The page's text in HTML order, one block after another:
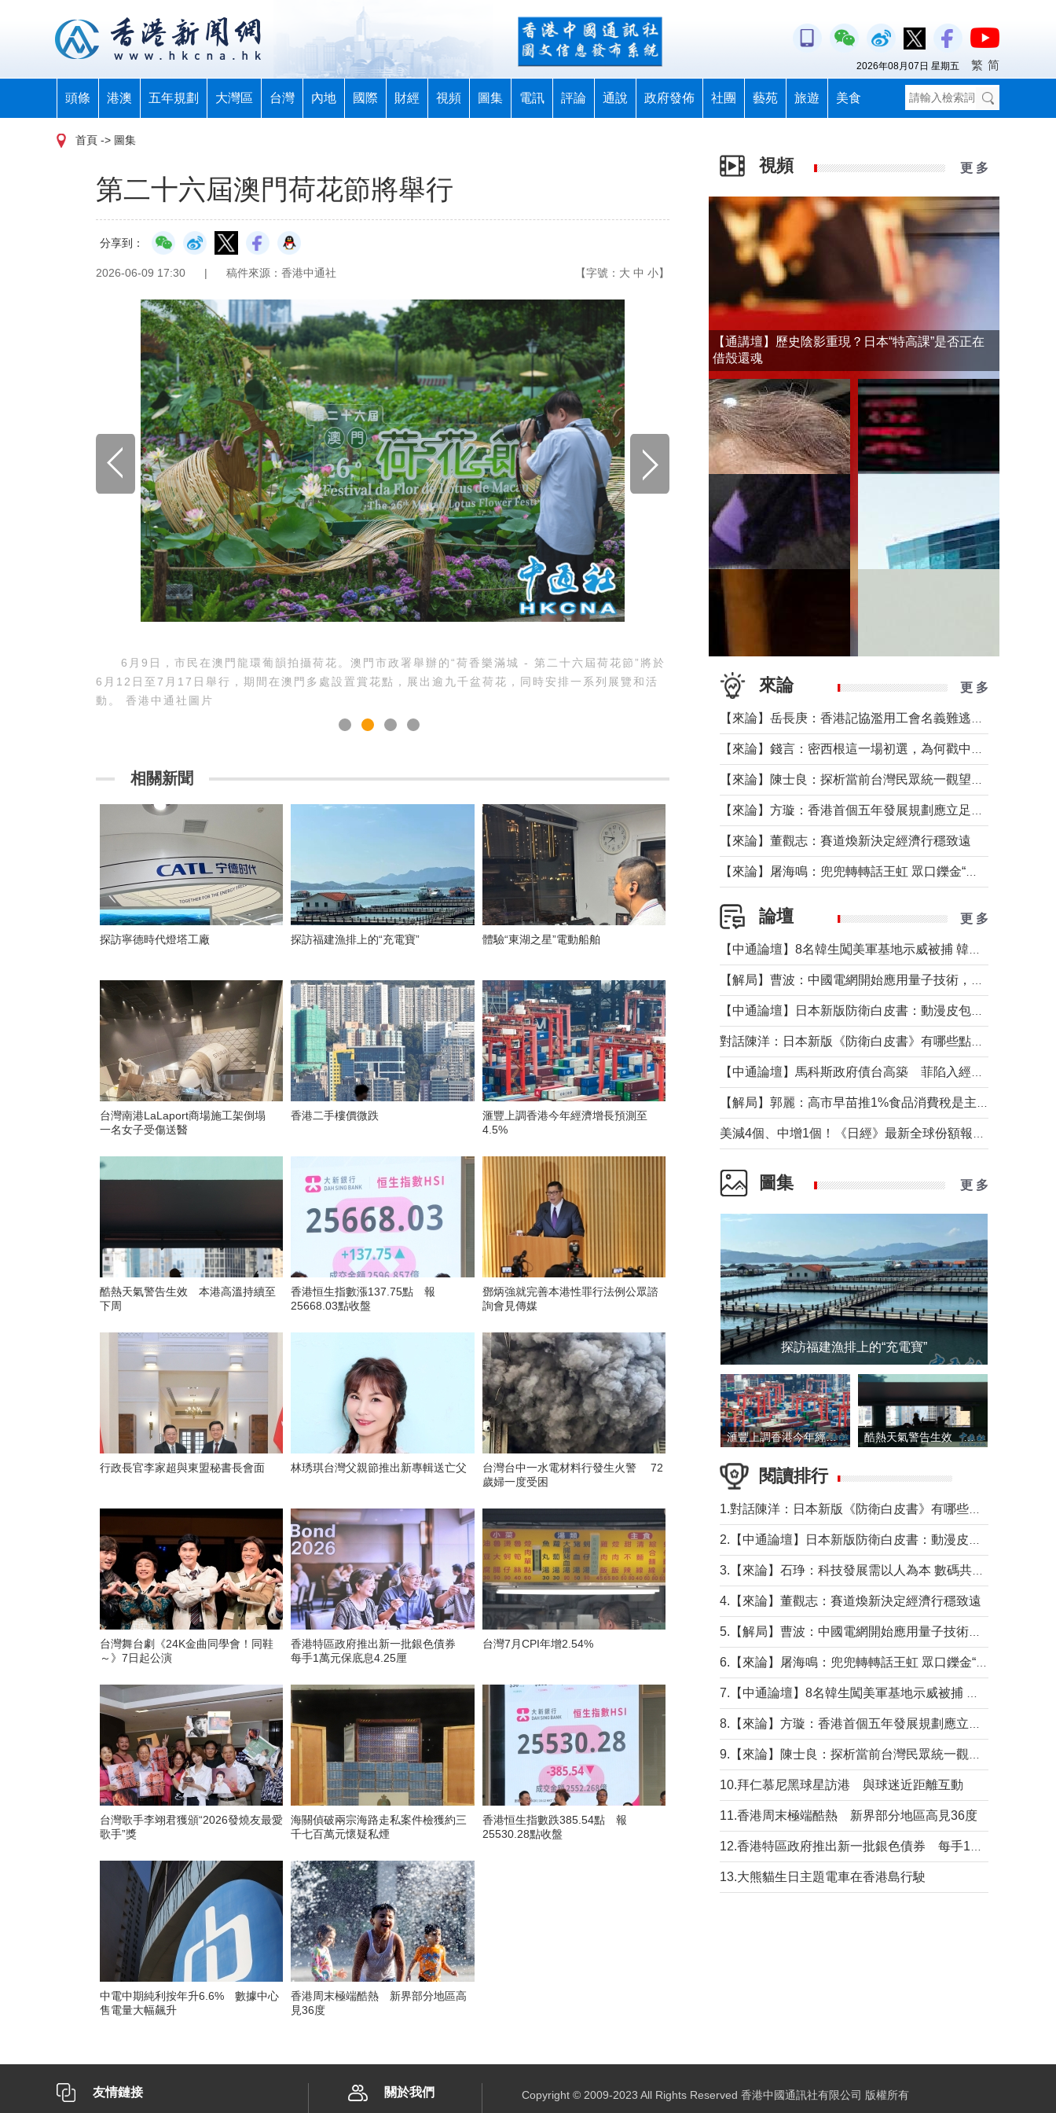
頭條 港澳 五年規劃 大灣區 台灣 內地 國際 財經 視頻 圖集 電訊 評論 通說 政府發佈 社團 藝苑 旅遊 美食
2026年08月07日 星期五 繁 简
首頁 -> 圖集
第二十六屆澳門荷花節將舉行
分享到：
2026-06-09 17:30 | 稿件來源：香港中通社 【字號： 大 中 小】
6月9日，市民在澳門龍環葡韻拍攝荷花。澳門市政署舉辦的“荷香樂滿城 - 第二十六屆荷花節”將於
6月12日至7月17日舉行，期間在澳門多處設置賞花點，展出逾九千盆荷花，同時安排一系列展覽和活
動。 香港中通社圖片
相關新聞
探訪寧德時代燈塔工廠 探訪福建漁排上的“充電寶” 體驗“東湖之星”電動船舶
台灣南港LaLaport商場施工架倒塌
一名女子受傷送醫
香港二手樓價微跌
滙豐上調香港今年經濟增長預測至
4.5%
酷熱天氣警告生效 本港高溫持續至
下周
香港恒生指數漲137.75點 報
25668.03點收盤
鄧炳強就完善本港性罪行法例公眾諮
詢會見傳媒
行政長官李家超與東盟秘書長會面 林琇琪台灣父親節推出新專輯送亡父
台灣台中一水電材料行發生火警 72
歲婦一度受困
台灣舞台劇《24K金曲同學會！同鞋
～》7日起公演
香港特區政府推出新一批銀色債券
每手1萬元保底息4.25厘
台灣7月CPI年增2.54%
台灣歌手李翊君獲頒“2026發燒友最愛
歌手”獎
海關偵破兩宗海路走私案件檢獲約三
千七百萬元懷疑私煙
香港恒生指數跌385.54點 報
25530.28點收盤
中電中期純利按年升6.6% 數據中心
售電量大幅飆升
香港周末極端酷熱 新界部分地區高
見36度
視頻 更 多
【通講壇】歷史陰影重現？日本“特高課”是否正在
借殼還魂
來論 更 多
【來論】董觀志：賽道煥新決定經濟行穩致遠
論壇 更 多
圖集 更 多
探訪福建漁排上的“充電寶”
滙豐上調香港今年經濟增長預測至4.5% 酷熱天氣警告生效 本港高溫持續至下周
閱讀排行
4.【來論】董觀志：賽道煥新決定經濟行穩致遠
10.拜仁慕尼黑球星訪港 與球迷近距離互動
11.香港周末極端酷熱 新界部分地區高見36度
13.大熊貓生日主題電車在香港島行駛
友情鏈接 關於我們 Copyright © 2009-2023 All Rights Reserved 香港中國通訊社有限公司 版權所有